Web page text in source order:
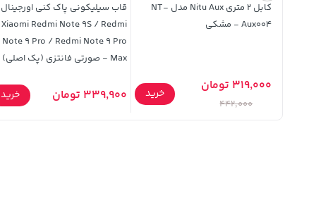
کابل 2 متری Nitu Aux مدل NT-
Aux004 - مشکی
319,000 تومان
442,000
خرید
قاب سیلیکونی پاک کنی اورجینال
Xiaomi Redmi Note 9S / Redmi
Note 9 Pro / Redmi Note 9 Pro
Max - صورتی فانتزی (پک اصلی)
339,900 تومان خرید